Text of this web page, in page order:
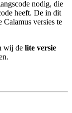
nodig, die
heeft. De in dit
Calamus versies te
wij de lite versie